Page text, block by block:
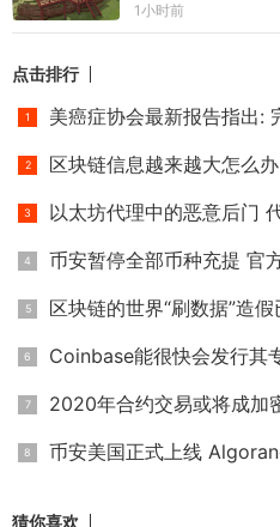
1小时前
点击排行
美癌症协会最新报告指出: 完
区块链信息越来越大怎么
以太坊代理中的恶意后门 代理
币安暂停全部币种充提 官
区块链的世界“刷数据”造假已
Coinbase能很快会发行其
2020年合约交易或将成加
币安美国正式上线
猜你喜欢